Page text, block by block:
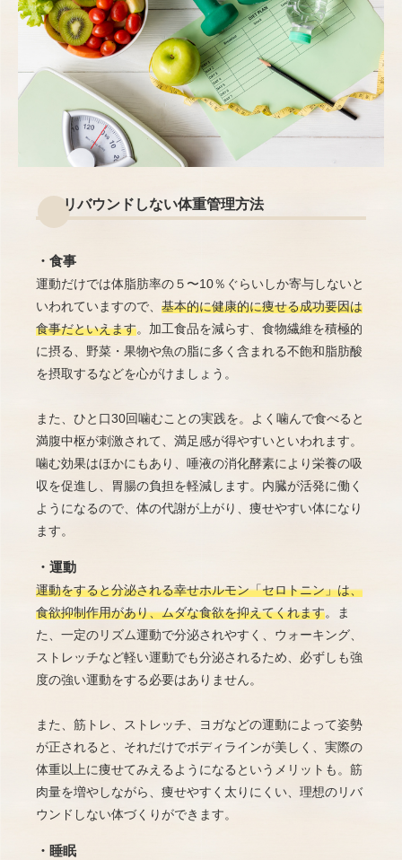
リバウンドしない体重管理方法
・食事
運動だけでは体脂肪率の５〜10％ぐらいしか寄与しないと
いわれていますので、 基本的に健康的に痩せる成功要因は
食事だといえます。加工食品を減らす、食物繊維を積極的
に摂る、野菜・果物や魚の脂に多く含まれる不飽和脂肪酸
を摂取するなどを心がけましょう。
また、ひと口30回噛むことの実践を。よく噛んで食べると
満腹中枢が刺激されて、満足感が得やすいといわれます。
噛む効果はほかにもあり、唾液の消化酵素により栄養の吸
収を促進し、胃腸の負担を軽減します。内臓が活発に働く
ようになるので、体の代謝が上がり、痩せやすい体になり
ます。
・運動
運動をすると分泌される幸せホルモン「セロトニン」は、
食欲抑制作用があり、ムダな食欲を抑えてくれます。ま
た、一定のリズム運動で分泌されやすく、ウォーキング、
ストレッチなど軽い運動でも分泌されるため、必ずしも強
度の強い運動をする必要はありません。
また、筋トレ、ストレッチ、ヨガなどの運動によって姿勢
が正されると、それだけでボディラインが美しく、実際の
体重以上に痩せてみえるようになるというメリットも。筋
肉量を増やしながら、痩せやすく太りにくい、理想のリバ
ウンドしない体づくりができます。
・睡眠